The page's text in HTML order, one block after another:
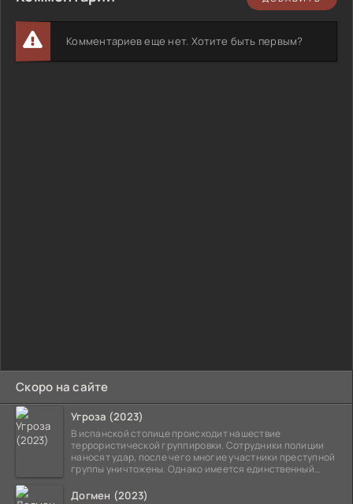
Скоро на сайте
Угроза (2023)
В испанской столице происходит нашествие
террористической группировки. Сотрудники полиции
наносят удар, после чего многие участники преступной
группы уничтожены. Однако имеется единственный
Догмен (2023)
Комментариев еще нет. Хотите быть первым?